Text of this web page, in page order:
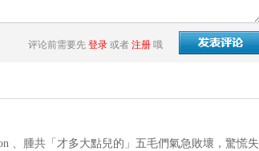
评论前需要先 登录 或者 注册 哦
、腫共「才多大點兒的」五毛們氣急敗壞，驚慌失